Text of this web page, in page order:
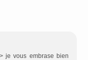
je vous embrase bien